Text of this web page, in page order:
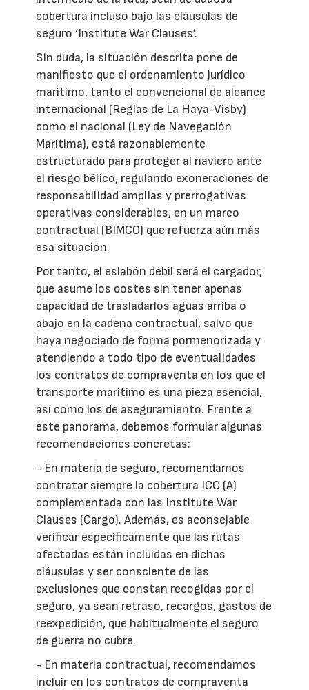
cobertura incluso bajo las cláusulas de
seguro ‘Institute War Clauses’.
Sin duda, la situación descrita pone de
manifiesto que el ordenamiento jurídico
marítimo, tanto el convencional de alcance
internacional (Reglas de La Haya-Visby)
como el nacional (Ley de Navegación
Marítima), está razonablemente
estructurado para proteger al naviero ante
el riesgo bélico, regulando exoneraciones de
responsabilidad amplias y prerrogativas
operativas considerables, en un marco
contractual (BIMCO) que refuerza aún más
esa situación.
Por tanto, el eslabón débil será el cargador,
que asume los costes sin tener apenas
capacidad de trasladarlos aguas arriba o
abajo en la cadena contractual, salvo que
haya negociado de forma pormenorizada y
atendiendo a todo tipo de eventualidades
los contratos de compraventa en los que el
transporte marítimo es una pieza esencial,
así como los de aseguramiento. Frente a
este panorama, debemos formular algunas
recomendaciones concretas:
- En materia de seguro, recomendamos
contratar siempre la cobertura ICC (A)
complementada con las Institute War
Clauses (Cargo). Además, es aconsejable
verificar específicamente que las rutas
afectadas están incluidas en dichas
cláusulas y ser consciente de las
exclusiones que constan recogidas por el
seguro, ya sean retraso, recargos, gastos de
reexpedición, que habitualmente el seguro
de guerra no cubre.
- En materia contractual, recomendamos
incluir en los contratos de compraventa